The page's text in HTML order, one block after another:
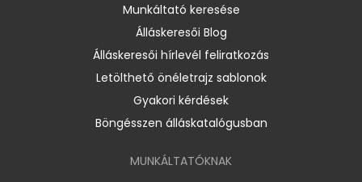
Munkáltató keresése
Álláskeresői Blog
Álláskeresői hírlevél feliratkozás
Letölthető önéletrajz sablonok
Gyakori kérdések
Böngésszen álláskatalógusban
MUNKÁLTATÓKNAK